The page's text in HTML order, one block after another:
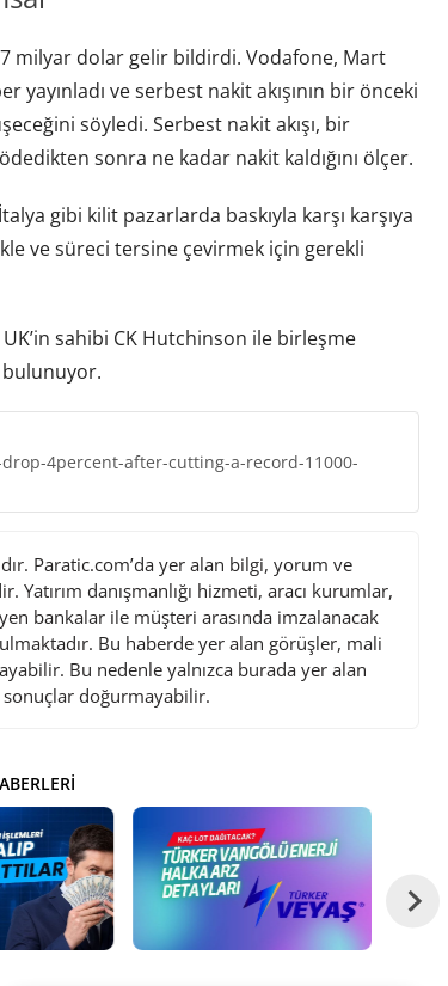
milyar dolar gelir bildirdi. Vodafone, Mart
ve serbest nakit akışının bir önceki
söyledi. Serbest nakit akışı, bir
sonra ne kadar nakit kaldığını ölçer.
gibi kilit pazarlarda baskıyla karşı karşıya
ve süreci tersine çevirmek için gerekli
sahibi CK Hutchinson ile birleşme
4percent-after-cutting-a-record-11000-
Paratic.com’da yer alan bilgi, yorum ve
Yatırım danışmanlığı hizmeti, aracı kurumlar,
bankalar ile müşteri arasında imzalanacak
Bu haberde yer alan görüşler, mali
Bu nedenle yalnızca burada yer alan
sonuçlar doğurmayabilir.